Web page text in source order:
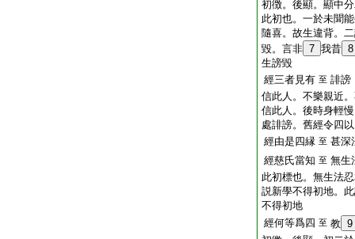
初徴。後顯。顯中
此初也。一於未聞
隨喜。故生違背。
毀。言非 7 我昔 8
生謗毀
經三者見有 至 誹謗
信此人。不樂親近
信此人。後時身輕
處誹謗。舊經令四
經由是四縁 至 甚深
經慈氏當知 至 無生
此初標也。無生法
説新學不得初地。
不得初地
經何等爲四 至 教 9